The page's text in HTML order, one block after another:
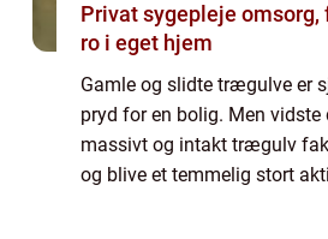
Privat sygepleje omsorg, faglighed og
ro i eget hjem
Gamle og slidte trægulve er
pryd for en bolig. Men vidste
massivt og intakt trægulv
og blive et temmelig stort